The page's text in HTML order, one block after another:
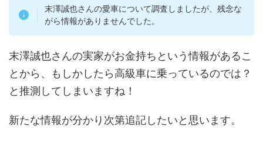
末澤誠也さんの愛車について調査しましたが、残念な
がら情報がありませんでした。
末澤誠也さんの実家がお金持ちという情報があるこ
とから、もしかしたら高級車に乗っているのでは？
と推測してしまいますね！
新たな情報が分かり次第追記したいと思います。